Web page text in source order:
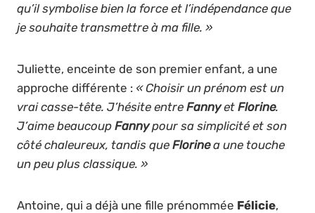
qu’il symbolise bien la force et l’indépendance que
je souhaite transmettre à ma fille. »
Juliette, enceinte de son premier enfant, a une
approche différente : « Choisir un prénom est un
vrai casse-tête. J’hésite entre Fannyet Florine.
J’aime beaucoup Fannypour sa simplicité et son
côté chaleureux, tandis que Florinea une touche
un peu plus classique. »
Antoine, qui a déjà une fille prénommée Félicie,